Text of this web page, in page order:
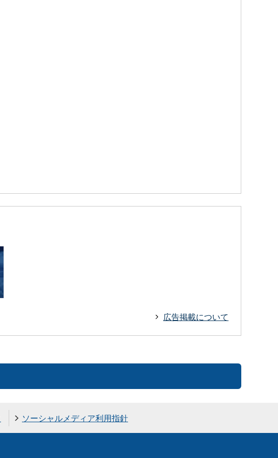
広告掲載について
ソーシャルメディア利用指針